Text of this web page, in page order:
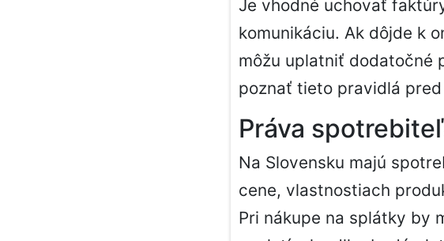
Je vhodné uchovať
komunikáciu. Ak dôjde k
môžu uplatniť dodatočné
poznať tieto pravidlá
Práva
Na Slovensku majú
cene, vlastnostiach
Pri nákupe na splátky by